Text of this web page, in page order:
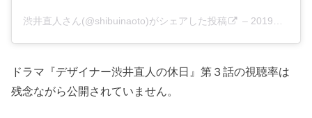
渋井直人さん(@shibuinaoto)がシェアした投稿 – 2019年 1月月31日午前8時42分PST
ドラマ『デザイナー渋井直人の休日』第３話の視聴率は
残念ながら公開されていません。